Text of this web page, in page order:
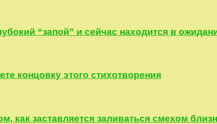
“запой” и сейчас находится в
концовку этого стихотворения
как заставляется заливаться смехом